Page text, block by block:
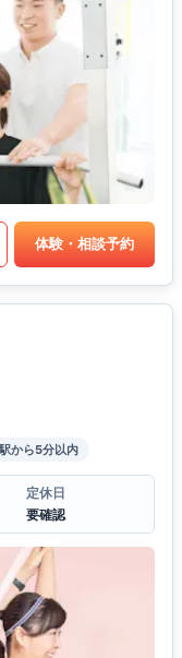
体験・相談予約
駅から5分以内
定休日
要確認